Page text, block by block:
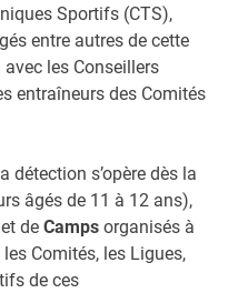
Sportifs (CTS),
entre autres de cette
les Conseillers
entraîneurs des Comités
détection s’opère dès la
âgés de 11 à 12 ans),
et de Camps organisés à
Comités, les Ligues,
de ces